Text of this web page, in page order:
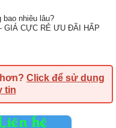
nhiêu lâu?
GIÁ CỰC RẺ ƯU ĐÃI HẤP
Click để sử dụng
tin